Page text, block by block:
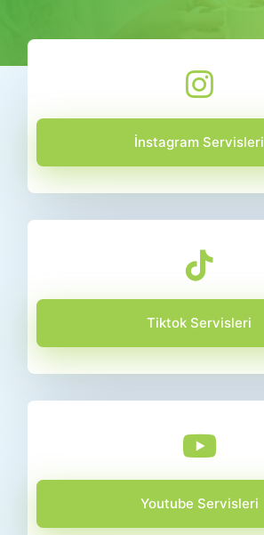
İnstagram Servisleri
Tiktok Servisleri
Youtube Servisleri